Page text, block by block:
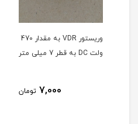
وریستور VDR به مقدار 430
ولت DC به قطر 20 میلی
22,000 تومان